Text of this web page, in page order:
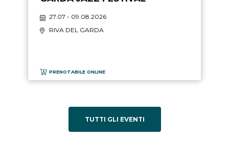
27.07 - 09.08.2026
RIVA DEL GARDA
PRENOTABILE ONLINE
TUTTI GLI EVENTI